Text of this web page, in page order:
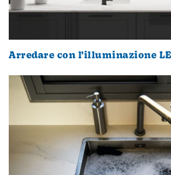
Arredare con l’illuminazione